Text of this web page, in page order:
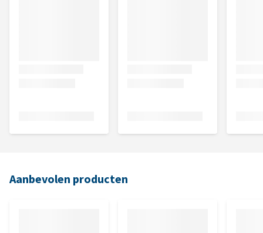
Aanbevolen producten